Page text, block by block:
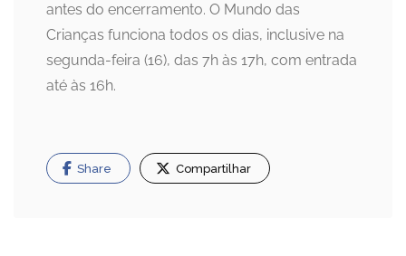
antes do encerramento. O Mundo das
Crianças funciona todos os dias, inclusive na
segunda-feira (16), das 7h às 17h, com entrada
até às 16h.
Share Compartilhar